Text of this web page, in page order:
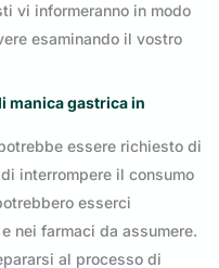
vi informeranno in modo
esaminando il vostro
manica gastrica in
essere richiesto di
interrompere il consumo
esserci
nei farmaci da assumere.
al processo di